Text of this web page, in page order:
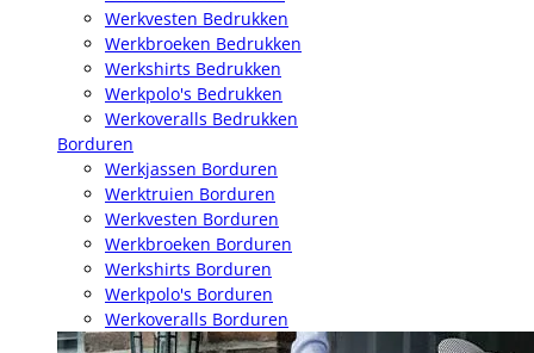
Werkvesten Bedrukken
Werkbroeken Bedrukken
Werkshirts Bedrukken
Werkpolo's Bedrukken
Werkoveralls Bedrukken
Borduren
Werkjassen Borduren
Werktruien Borduren
Werkvesten Borduren
Werkbroeken Borduren
Werkshirts Borduren
Werkpolo's Borduren
Werkoveralls Borduren